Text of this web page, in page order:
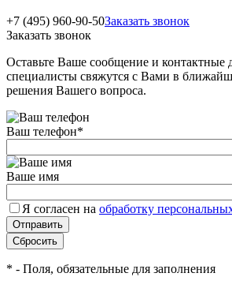
+7 (495) 960-90-50Заказать звонок
Заказать звонок
Оставьте Ваше сообщение и
специалисты свяжутся с Вами в
решения Вашего вопроса.
Ваш телефон*
Ваше имя
Я согласен на обработку
* - Поля, обязательные для заполнения